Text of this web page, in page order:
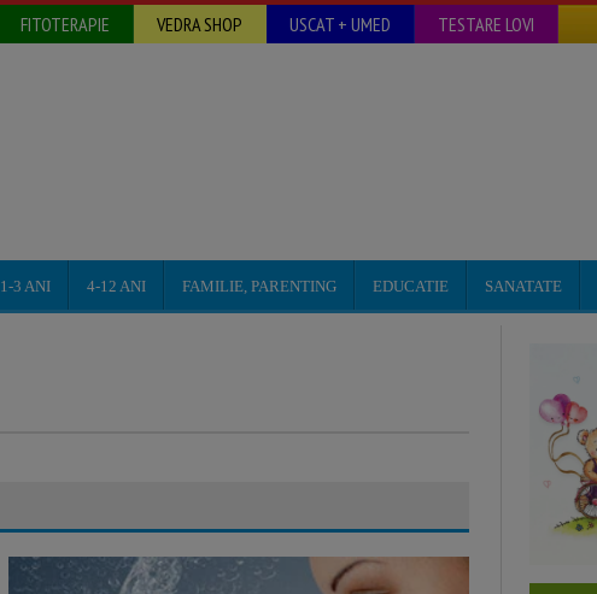
FITOTERAPIE VEDRA SHOP USCAT + UMED TESTARE LOVI
1-3 ANI 4-12 ANI FAMILIE, PARENTING EDUCATIE SANATATE